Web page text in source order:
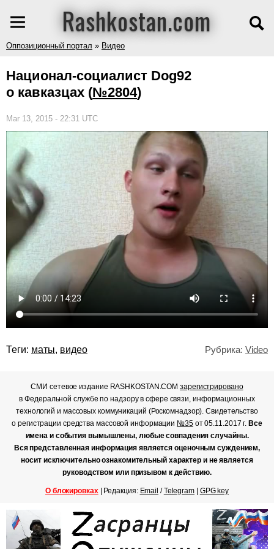
Rashkostan.com
Оппозиционный портал » Видео
Национал-социалист Dog92
о кавказцах (№2804)
Mar 13, 2015 - 22:31 UTC
Теги: маты, видео Рубрика: Video
СМИ сетевое издание RASHKOSTAN.COMзарегистрировано
в Федеральной службе по надзору в сфере связи, информационных
технологий и массовых коммуникаций (Роскомнадзор). Свидетельство
о регистрации средства массовой информации №35от 05.11.2017 г. Все
имена и события вымышлены, любые совпадения случайны.
Вся представленная информация является оценочным суждением,
носит исключительно ознакомительный характер и не является
руководством или призывом к действию.
О блокировках| Редакция: Email /Telegram| GPG key